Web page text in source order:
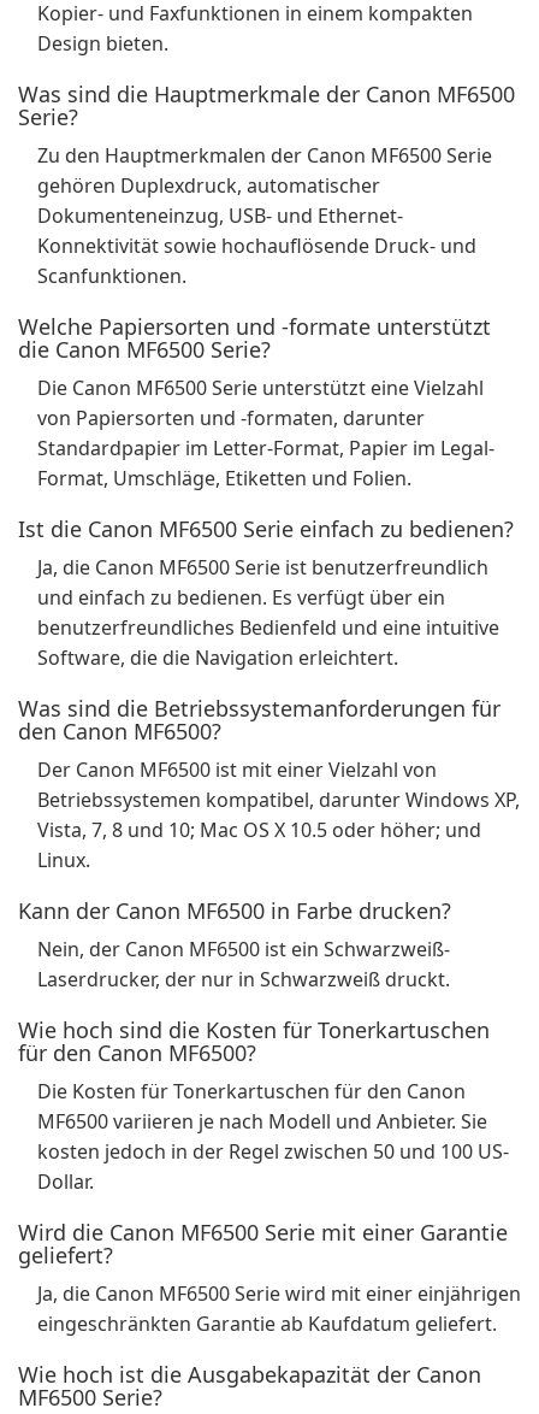
Kopier- und Faxfunktionen in einem kompakten
Design bieten.
Was sind die Hauptmerkmale der Canon MF6500
Serie?
Zu den Hauptmerkmalen der Canon MF6500 Serie
gehören Duplexdruck, automatischer
Dokumenteneinzug, USB- und Ethernet-
Konnektivität sowie hochauflösende Druck- und
Scanfunktionen.
Welche Papiersorten und -formate unterstützt
die Canon MF6500 Serie?
Die Canon MF6500 Serie unterstützt eine Vielzahl
von Papiersorten und -formaten, darunter
Standardpapier im Letter-Format, Papier im Legal-
Format, Umschläge, Etiketten und Folien.
Ist die Canon MF6500 Serie einfach zu bedienen?
Ja, die Canon MF6500 Serie ist benutzerfreundlich
und einfach zu bedienen. Es verfügt über ein
benutzerfreundliches Bedienfeld und eine intuitive
Software, die die Navigation erleichtert.
Was sind die Betriebssystemanforderungen für
den Canon MF6500?
Der Canon MF6500 ist mit einer Vielzahl von
Betriebssystemen kompatibel, darunter Windows XP,
Vista, 7, 8 und 10; Mac OS X 10.5 oder höher; und
Linux.
Kann der Canon MF6500 in Farbe drucken?
Nein, der Canon MF6500 ist ein Schwarzweiß-
Laserdrucker, der nur in Schwarzweiß druckt.
Wie hoch sind die Kosten für Tonerkartuschen
für den Canon MF6500?
Die Kosten für Tonerkartuschen für den Canon
MF6500 variieren je nach Modell und Anbieter. Sie
kosten jedoch in der Regel zwischen 50 und 100 US-
Dollar.
Wird die Canon MF6500 Serie mit einer Garantie
geliefert?
Ja, die Canon MF6500 Serie wird mit einer einjährigen
eingeschränkten Garantie ab Kaufdatum geliefert.
Wie hoch ist die Ausgabekapazität der Canon
MF6500 Serie?